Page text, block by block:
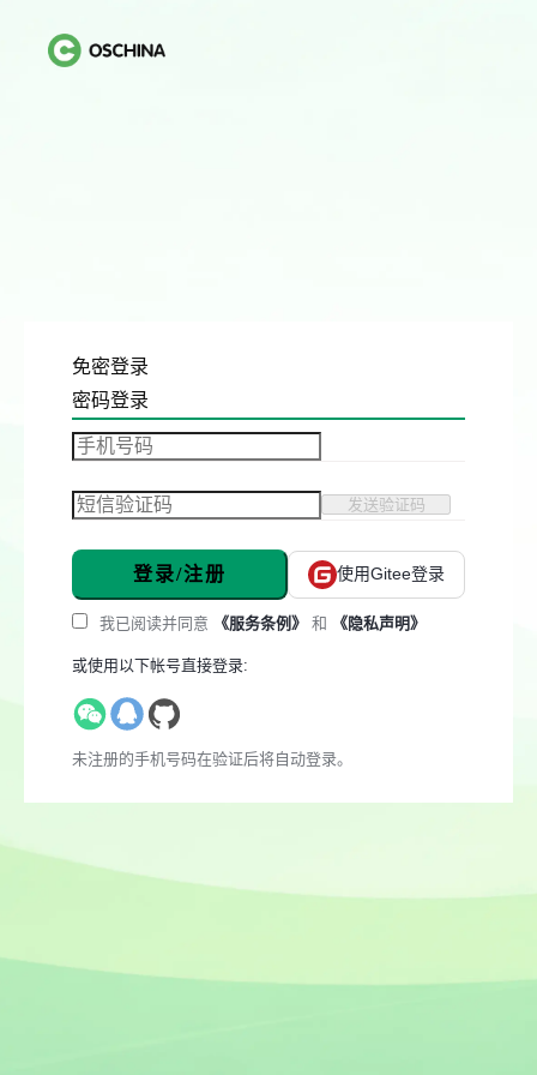
免密登录
密码登录
发送验证码
登录/注册 使用Gitee登录
我已阅读并同意 《服务条例》 和 《隐私声明》
或使用以下帐号直接登录:
未注册的手机号码在验证后将自动登录。